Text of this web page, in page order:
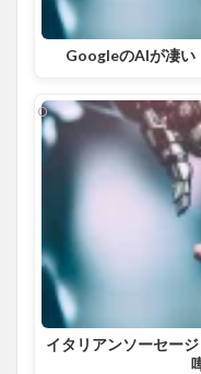
GoogleのAIが凄
イタリアンソーセー